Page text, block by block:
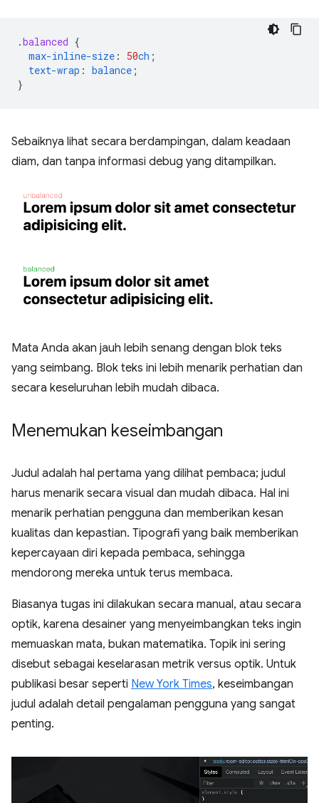
.balanced {
max-inline-size : 50ch ;
text-wrap : balance ;
}
Sebaiknya lihat secara berdampingan, dalam keadaan
diam, dan tanpa informasi debug yang ditampilkan.
Mata Anda akan jauh lebih senang dengan blok teks
yang seimbang. Blok teks ini lebih menarik perhatian dan
secara keseluruhan lebih mudah dibaca.
Menemukan keseimbangan
Judul adalah hal pertama yang dilihat pembaca; judul
harus menarik secara visual dan mudah dibaca. Hal ini
menarik perhatian pengguna dan memberikan kesan
kualitas dan kepastian. Tipografi yang baik memberikan
kepercayaan diri kepada pembaca, sehingga
mendorong mereka untuk terus membaca.
Biasanya tugas ini dilakukan secara manual, atau secara
optik, karena desainer yang menyeimbangkan teks ingin
memuaskan mata, bukan matematika. Topik ini sering
disebut sebagai keselarasan metrik versus optik. Untuk
publikasi besar seperti New York Times, keseimbangan
judul adalah detail pengalaman pengguna yang sangat
penting.